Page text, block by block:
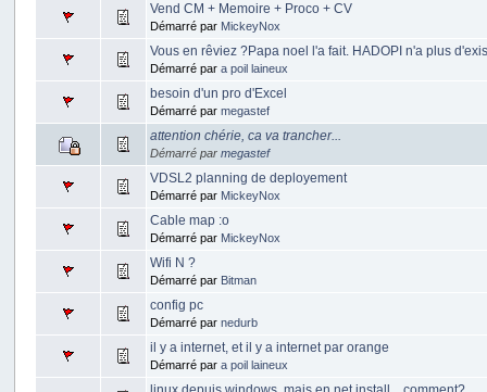
Vend CM + Memoire + Proco + CV
Démarré par MickeyNox
Vous en rêviez ?Papa noel l'a fait. HADOPI n'a plus
Démarré para poil laineux
besoin d'un pro d'Excel
Démarré parmegastef
attention chérie, ca va trancher...
Démarré parmegastef
VDSL2 planning de deployement
Démarré par MickeyNox
Cable map :o
Démarré par MickeyNox
Wifi N ?
Démarré par Bitman
config pc
Démarré parnedurb
il y a internet, et il y a internet par orange
Démarré para poil laineux